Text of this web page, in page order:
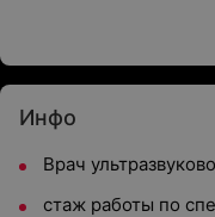
Инфо
Врач
стаж работы по